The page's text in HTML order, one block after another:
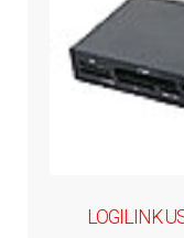
LOGILINK